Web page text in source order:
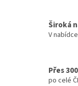
Široká
V
Přes
po celé